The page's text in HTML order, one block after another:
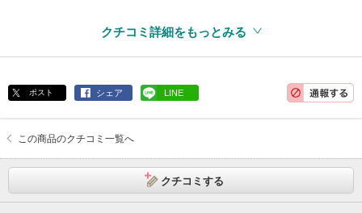
クチコミ詳細をもっとみる
ポスト シェア LINE
この商品のクチコミ一覧へ
クチコミする